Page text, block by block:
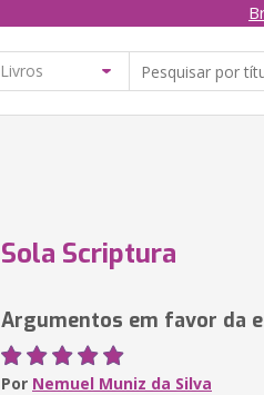
Sola Scriptura
Argumentos em favor da
Por Nemuel Muniz da Silva